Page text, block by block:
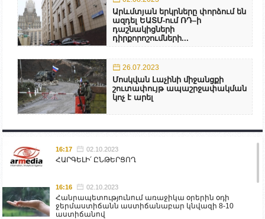
Արևմտյան երկրները փորձում են
ազդել ԵԱՏՄ-ում ՌԴ–ի
դաշնակիցների
դիրքորոշումների...
26.07.2023
Մոսկվան Լաչինի միջանցքի
շուտափույթ ապաշրջափակման
կոչ է արել
16:17 02.10.2023
ՀԱՐԳԵԼԻ՛ ԸՆԹԵՐՑՈՂ
16:16 02.10.2023
Հանրապետությունում առաջիկա օրերին օդի
ջերմաստիճանն աստիճանաբար կնվազի 8-10
աստիճանով